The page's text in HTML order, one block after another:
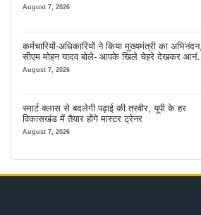
August 7, 2026
कर्मचारियों-अधिकारियों ने किया मुख्यमंत्री का अभिनंदन,
सीएम मोहन यादव बोले- आपके खिले चेहरे देखकर आनंद
आता है
August 7, 2026
स्मार्ट क्लास से बदलेगी पढ़ाई की तस्वीर, यूपी के हर
विकासखंड में तैयार होंगे मास्टर ट्रेनर
August 7, 2026